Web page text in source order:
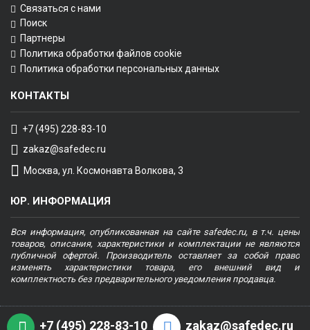
Связаться с нами
Поиск
Партнеры
Политика обработки файлов cookie
Политика обработки персональных данных
КОНТАКТЫ
+7 (495) 228-83-10
zakaz@safedec.ru
Москва, ул. Космонавта Волкова, 3
ЮР. ИНФОРМАЦИЯ
Вся информация, опубликованная на сайте safedec.ru, в т.ч. цены
товаров, описания, характеристики и комплектации не являются
публичной офертой. Производитель оставляет за собой право
изменять характеристики товара, его внешний вид и
комплектность без предварительного уведомления продавца.
+7 (495) 228-83-10 zakaz@safedec.ru